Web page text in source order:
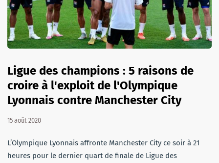
Ligue des champions : 5 raisons de
croire à l'exploit de l'Olympique
Lyonnais contre Manchester City
15 août 2020
L’Olympique Lyonnais affronte Manchester City ce soir à 21
heures pour le dernier quart de finale de Ligue des